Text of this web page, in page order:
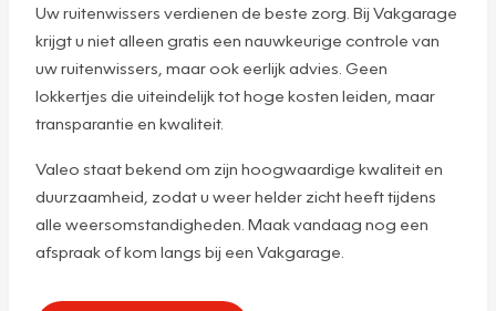
Uw ruitenwissers verdienen de beste zorg. Bij Vakgarage
krijgt u niet alleen gratis een nauwkeurige controle van
uw ruitenwissers, maar ook eerlijk advies. Geen
lokkertjes die uiteindelijk tot hoge kosten leiden, maar
transparantie en kwaliteit.
Valeo staat bekend om zijn hoogwaardige kwaliteit en
duurzaamheid, zodat u weer helder zicht heeft tijdens
alle weersomstandigheden. Maak vandaag nog een
afspraak of kom langs bij een Vakgarage.